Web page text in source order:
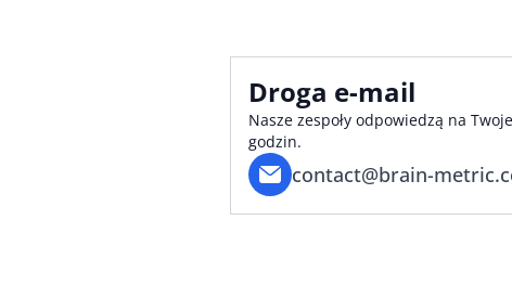
Droga e-mail
Nasze zespoły odpowiedzą na
godzin.
contact@brain-